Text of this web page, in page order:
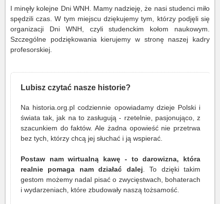
I minęły kolejne Dni WNH. Mamy nadzieję, że nasi studenci miło
spędzili czas. W tym miejscu dziękujemy tym, którzy podjęli się
organizacji Dni WNH, czyli studenckim kołom naukowym.
Szczególne podziękowania kierujemy w stronę naszej kadry
profesorskiej.
Lubisz czytać nasze historie?
Na historia.org.pl codziennie opowiadamy dzieje Polski i
świata tak, jak na to zasługują - rzetelnie, pasjonująco, z
szacunkiem do faktów. Ale żadna opowieść nie przetrwa
bez tych, którzy chcą jej słuchać i ją wspierać.
Postaw nam wirtualną kawę - to darowizna, która
realnie pomaga nam działać dalej . To dzięki takim
gestom możemy nadal pisać o zwycięstwach, bohaterach
i wydarzeniach, które zbudowały naszą tożsamość.